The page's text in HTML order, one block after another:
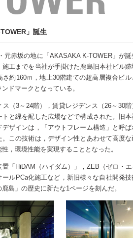
」誕生
元赤坂の地に「AKASAKA K-TOWER」が
施工までを当社が手掛けた鹿島旧本社ビル
さ約160ｍ，地上30階建ての超高層複合ビ
ドマークとなっている。
ス（3～24階），賃貸レジデンス（26～30
トと緑を配した広場などで構成された。旧
デザインは，「アウトフレーム構造」と呼
。この技術は，デザイン性とあわせて高度
，環境性能を実現することとなった。
置「HiDAM（ハイダム）」，ZEB（ゼロ・
ールPCa化施工など，新旧様々な自社開発
島」の歴史に新たな1ページを刻んだ。